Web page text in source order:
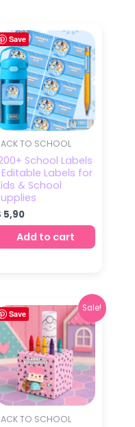
Save
TO SCHOOL
School Labels
Labels for
& School
5,90
Add to cart
Save
Sale!
TO SCHOOL
Original
price
was:
$ 9,00.
Current
price
is:
$ 4,90.